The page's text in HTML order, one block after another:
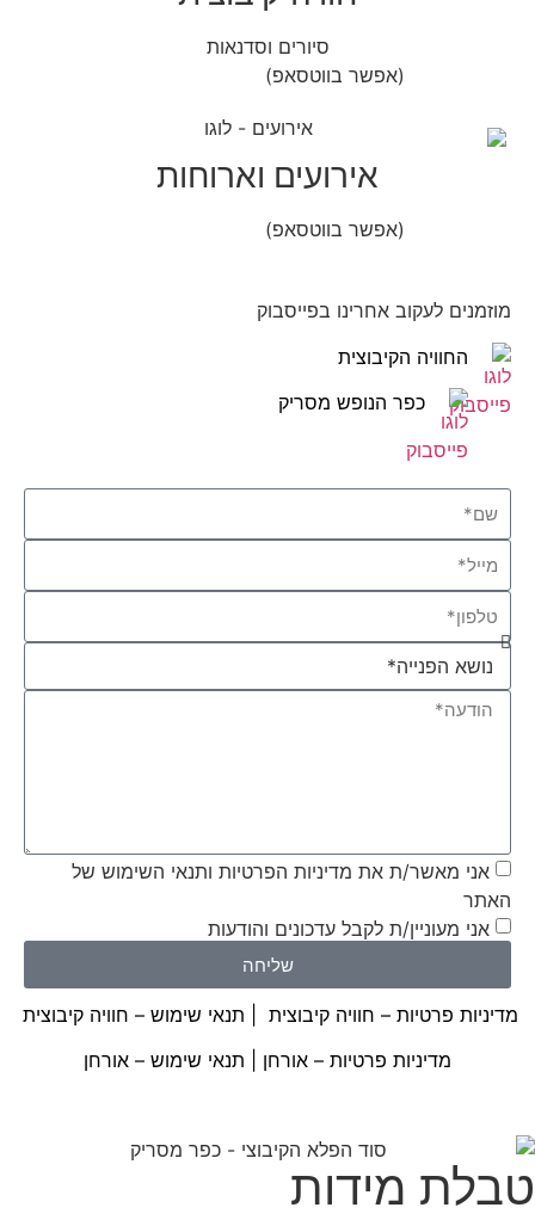
סיורים וסדנאות
(אפשר בווטסאפ)
אירועים וארוחות
(אפשר בווטסאפ)
מוזמנים לעקוב אחרינו בפייסבוק
החוויה הקיבוצית
כפר הנופש מסריק
אני מאשר/ת את מדיניות הפרטיות ותנאי השימוש של
האתר
אני מעוניין/ת לקבל עדכונים והודעות
שליחה
מדיניות פרטיות – חוויה קיבוצית
תנאי שימוש – חוויה קיבוצית
מדיניות פרטיות – אורחן
תנאי שימוש – אורחן
טבלת מידות